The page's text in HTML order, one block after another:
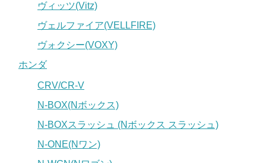
ヴィッツ(Vitz)
ヴェルファイア(VELLFIRE)
ヴォクシー(VOXY)
ホンダ
CRV/CR-V
N-BOX(Nボックス)
N-BOXスラッシュ (Nボックス スラッシュ)
N-ONE(Nワン)